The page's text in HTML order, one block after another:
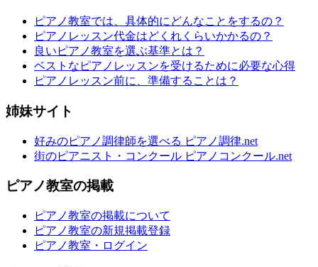
ピアノ教室では、具体的にどんなことをするの？
ピアノレッスン代金はどくれくらいかかるの？
良いピアノ教室を選ぶ基準とは？
ベストなピアノレッスンを受けるために必要な心得
ピアノレッスン前に、準備することは？
姉妹サイト
好みのピアノ調律師を選べる ピアノ調律.net
街のピアニスト・コンクール ピアノコンクール.net
ピアノ教室の掲載
ピアノ教室の掲載について
ピアノ教室の新規掲載登録
ピアノ教室・ログイン